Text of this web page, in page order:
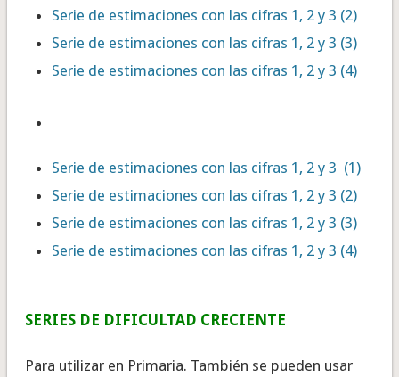
Serie de estimaciones con las cifras 1, 2 y 3 (2)
Serie de estimaciones con las cifras 1, 2 y 3 (3)
Serie de estimaciones con las cifras 1, 2 y 3 (4)
Serie de estimaciones con las cifras 1, 2 y 3 (1)
Serie de estimaciones con las cifras 1, 2 y 3 (2)
Serie de estimaciones con las cifras 1, 2 y 3 (3)
Serie de estimaciones con las cifras 1, 2 y 3 (4)
SERIES DE DIFICULTAD CRECIENTE
Para utilizar en Primaria. También se pueden usar